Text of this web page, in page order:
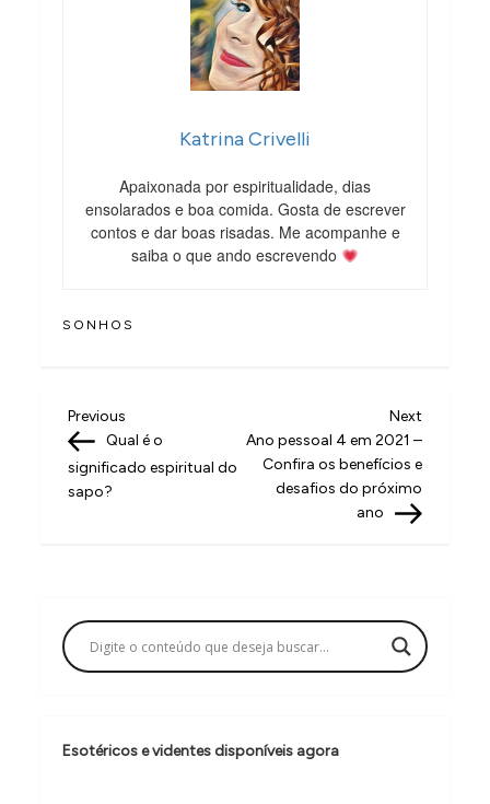
Katrina Crivelli
Apaixonada por espiritualidade, dias
ensolarados e boa comida. Gosta de escrever
contos e dar boas risadas. Me acompanhe e
saiba o que ando escrevendo
SONHOS
N
a
v
ç
ã
d
Previous
Post
Previous
Qual é o
significado espiritual do
sapo?
Next
Post
Next
Ano pessoal 4 em 2021 –
Confira os benefícios e
desafios do próximo
ano
Esotéricos e videntes disponíveis agora